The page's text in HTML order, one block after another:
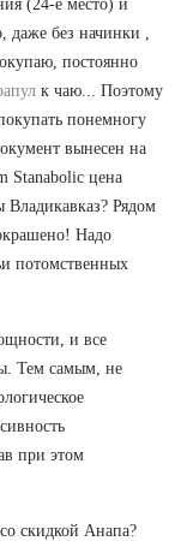
(24-е место) и
без начинки ,
постоянно
к чаю... Поэтому
понемногу
вынесен на
Stanabolic цена
Рядом
Надо
потомственных
и все
Тем самым, не
при этом
скидкой Анапа?